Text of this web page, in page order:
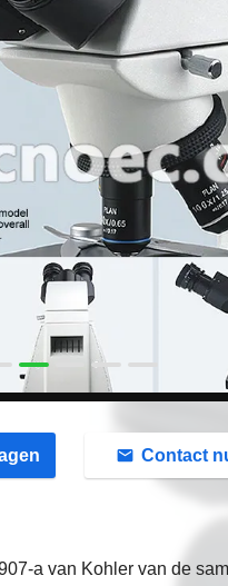
Contact
a van Kohler van de